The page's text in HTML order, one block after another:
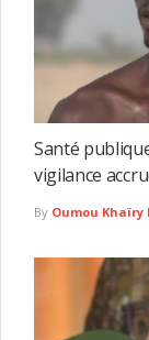
Santé
vigilance
By Oumou Khaïry